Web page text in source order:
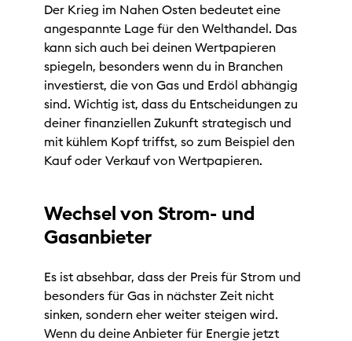
Der Krieg im Nahen Osten bedeutet eine
angespannte Lage für den Welthandel. Das
kann sich auch bei deinen Wertpapieren
spiegeln, besonders wenn du in Branchen
investierst, die von Gas und Erdöl abhängig
sind. Wichtig ist, dass du Entscheidungen zu
deiner finanziellen Zukunft strategisch und
mit kühlem Kopf triffst, so zum Beispiel den
Kauf oder Verkauf von Wertpapieren.
Wechsel von Strom- und
Gasanbieter
Es ist absehbar, dass der Preis für Strom und
besonders für Gas in nächster Zeit nicht
sinken, sondern eher weiter steigen wird.
Wenn du deine Anbieter für Energie jetzt